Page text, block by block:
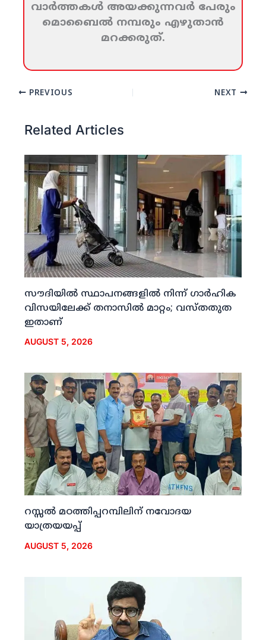
വാര്‍ത്തകള്‍ അയക്കുന്നവര്‍ പേരും
മൊബൈല്‍ നമ്പരും എഴുതാന്‍
മറക്കരുത്‌.
PREVIOUS NEXT
Related Articles
സൗദിയില്‍ സ്ഥാപനങ്ങളില്‍ നിന്ന് ഗാര്‍ഹിക
വിസയിലേക്ക് തനാസില്‍ മാറ്റം; വസ്തതുത
ഇതാണ്
AUGUST 5, 2026
റസ്സല്‍ മഠത്തിപ്പറമ്പിലിന് നവോദയ
യാത്രയയപ്പ്
AUGUST 5, 2026